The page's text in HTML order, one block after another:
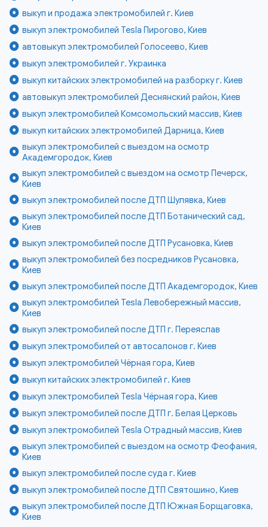
выкуп и продажа электромобилей г. Киев
выкуп электромобилей Tesla Пирогово, Киев
автовыкуп электромобилей Голосеево, Киев
выкуп электромобилей г. Украинка
выкуп китайских электромобилей на разборку г. Киев
автовыкуп электромобилей Деснянский район, Киев
выкуп электромобилей Комсомольский массив, Киев
выкуп китайских электромобилей Дарница, Киев
выкуп электромобилей с выездом на осмотр
Академгородок, Киев
выкуп электромобилей с выездом на осмотр Печерск,
Киев
выкуп электромобилей после ДТП Шулявка, Киев
выкуп электромобилей после ДТП Ботанический сад,
Киев
выкуп электромобилей после ДТП Русановка, Киев
выкуп электромобилей без посредников Русановка,
Киев
выкуп электромобилей после ДТП Академгородок, Киев
выкуп электромобилей Tesla Левобережный массив,
Киев
выкуп электромобилей после ДТП г. Переяслав
выкуп электромобилей от автосалонов г. Киев
выкуп электромобилей Чёрная гора, Киев
выкуп китайских электромобилей г. Киев
выкуп электромобилей Tesla Чёрная гора, Киев
выкуп электромобилей после ДТП г. Белая Церковь
выкуп электромобилей Tesla Отрадный массив, Киев
выкуп электромобилей с выездом на осмотр Феофания,
Киев
выкуп электромобилей после суда г. Киев
выкуп электромобилей после ДТП Святошино, Киев
выкуп электромобилей после ДТП Южная Борщаговка,
Киев